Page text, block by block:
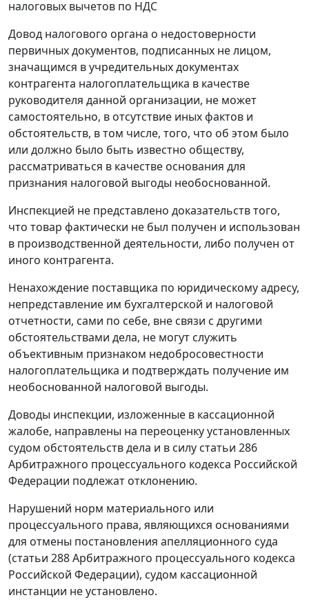
налоговых вычетов по НДС
Довод налогового органа о недостоверности
первичных документов, подписанных не лицом,
значащимся в учредительных документах
контрагента налогоплательщика в качестве
руководителя данной организации, не может
самостоятельно, в отсутствие иных фактов и
обстоятельств, в том числе, того, что об этом было
или должно было быть известно обществу,
рассматриваться в качестве основания для
признания налоговой выгоды необоснованной.
Инспекцией не представлено доказательств того,
что товар фактически не был получен и использован
в производственной деятельности, либо получен от
иного контрагента.
Ненахождение поставщика по юридическому адресу,
непредставление им бухгалтерской и налоговой
отчетности, сами по себе, вне связи с другими
обстоятельствами дела, не могут служить
объективным признаком недобросовестности
налогоплательщика и подтверждать получение им
необоснованной налоговой выгоды.
Доводы инспекции, изложенные в кассационной
жалобе, направлены на переоценку установленных
судом обстоятельств дела и в силу статьи 286
Арбитражного процессуального кодекса Российской
Федерации подлежат отклонению.
Нарушений норм материального или
процессуального права, являющихся основаниями
для отмены постановления апелляционного суда
(статьи 288Арбитражного процессуального кодекса
Российской Федерации), судом кассационной
инстанции не установлено.